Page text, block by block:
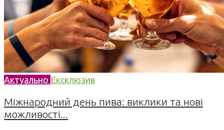
Актуально Ексклюзив
Міжнародний день пива: виклики та нові
можливості...